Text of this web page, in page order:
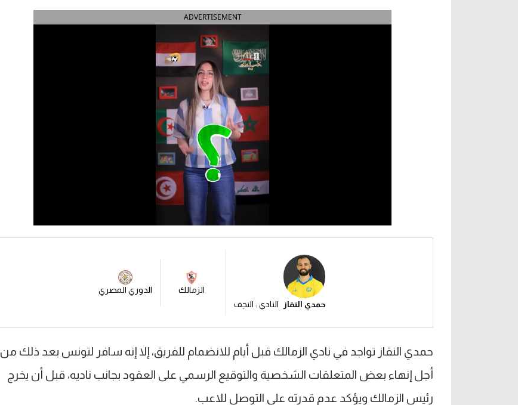
ADVERTISEMENT
حمدي النقاز النادي : النجف
الزمالك الدوري المصري
حمدي النقاز تواجد في نادي الزمالك قبل أيام للانضمام للفريق، إلا إنه سافر لتونس بعد ذلك من
أجل إنهاء بعض المتعلقات الشخصية والتوقيع الرسمي على العقود بجانب ناديه، قبل أن يخرج
رئيس الزمالك ويؤكد عدم قدرته على التوصل للاعب.